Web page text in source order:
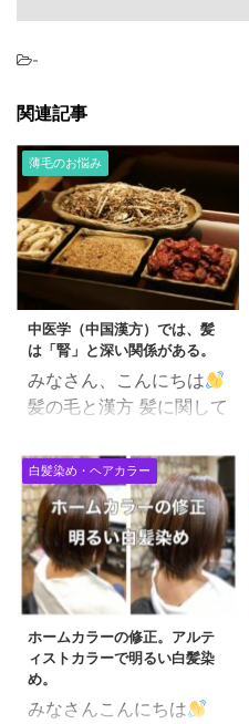
-
関連記事
薄毛のお悩み
中医学（中国漢方）では、髪
は「腎」と深い関係がある。
みなさん、こんにちは
髪の毛と漢方 髪に関して
考 漢方では体の機能を
「肝・心・脾・肺・腎」
の五臓が調和をとって整
えていると考えます。 漢
方では髪は「腎」と深い
関係があると考えます。
「腎」とは生命エネルギ
ーが宿る場所であり、年
齢と共に衰えていく部分
です。 また、生まれ持っ
白髪染め・ヘアカラー
ホームカラーの修正。アルテ
ィストカラーで明るい白髪染
め。
みなさんこんにちは